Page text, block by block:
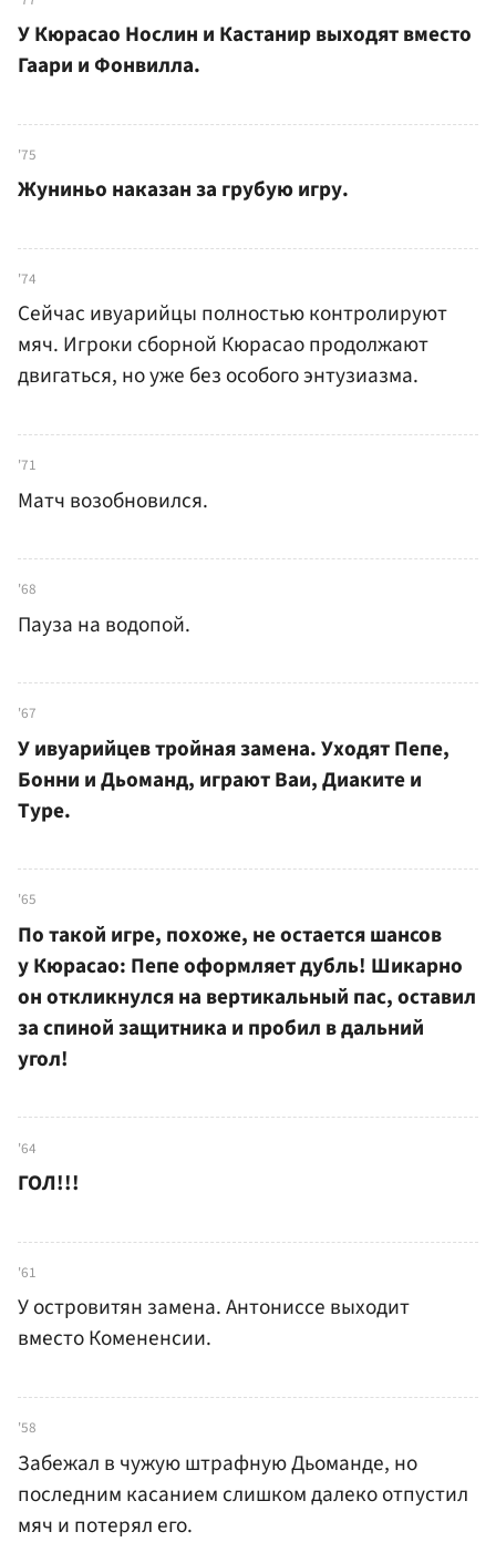
У Кюрасао Нослин и Кастанир выходят вместо
Гаари и Фонвилла.
'75
Жуниньо наказан за грубую игру.
'74
Сейчас ивуарийцы полностью контролируют
мяч. Игроки сборной Кюрасао продолжают
двигаться, но уже без особого энтузиазма.
'71
Матч возобновился.
'68
Пауза на водопой.
'67
У ивуарийцев тройная замена. Уходят Пепе,
Бонни и Дьоманд, играют Ваи, Диаките и
Туре.
'65
По такой игре, похоже, не остается шансов
у Кюрасао: Пепе оформляет дубль! Шикарно
он откликнулся на вертикальный пас, оставил
за спиной защитника и пробил в дальний
угол!
'64
ГОЛ!!!
'61
У островитян замена. Антониссе выходит
вместо Комененсии.
'58
Забежал в чужую штрафную Дьоманде, но
последним касанием слишком далеко отпустил
мяч и потерял его.